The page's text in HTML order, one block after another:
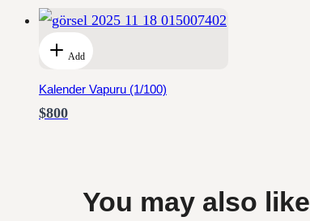
Add
Kalender Vapuru (1/100)
$800
You may also like